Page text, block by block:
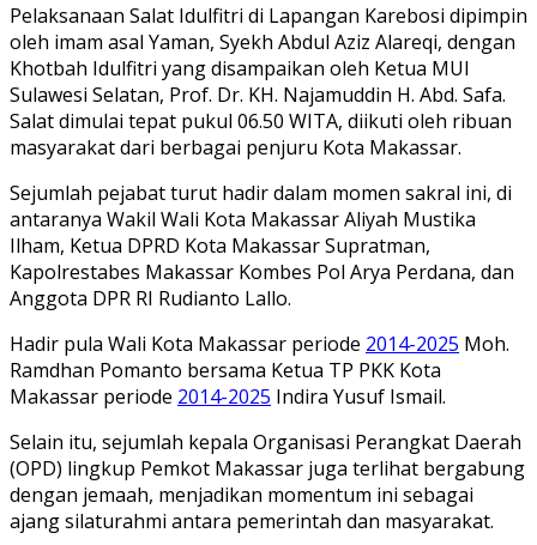
Pelaksanaan Salat Idulfitri di Lapangan Karebosi dipimpin
oleh imam asal Yaman, Syekh Abdul Aziz Alareqi, dengan
Khotbah Idulfitri yang disampaikan oleh Ketua MUI
Sulawesi Selatan, Prof. Dr. KH. Najamuddin H. Abd. Safa.
Salat dimulai tepat pukul 06.50 WITA, diikuti oleh ribuan
masyarakat dari berbagai penjuru Kota Makassar.
Sejumlah pejabat turut hadir dalam momen sakral ini, di
antaranya Wakil Wali Kota Makassar Aliyah Mustika
Ilham, Ketua DPRD Kota Makassar Supratman,
Kapolrestabes Makassar Kombes Pol Arya Perdana, dan
Anggota DPR RI Rudianto Lallo.
Hadir pula Wali Kota Makassar periode 2014-2025 Moh.
Ramdhan Pomanto bersama Ketua TP PKK Kota
Makassar periode 2014-2025 Indira Yusuf Ismail.
Selain itu, sejumlah kepala Organisasi Perangkat Daerah
(OPD) lingkup Pemkot Makassar juga terlihat bergabung
dengan jemaah, menjadikan momentum ini sebagai
ajang silaturahmi antara pemerintah dan masyarakat.